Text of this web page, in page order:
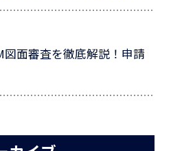
図面審査を徹底解説！申請